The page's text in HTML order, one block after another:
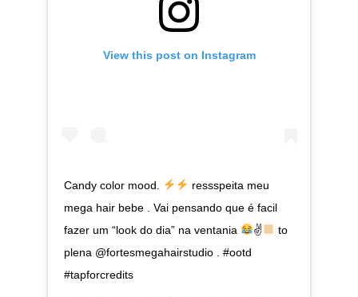
View this post on Instagram
Candy color mood.
ressspeita meu
mega hair bebe . Vai pensando que é facil
fazer um “look do dia” na ventania
✌
to
plena @fortesmegahairstudio . #ootd
#tapforcredits